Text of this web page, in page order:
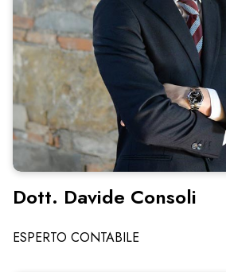
Dott. Davide Consoli
ESPERTO CONTABILE